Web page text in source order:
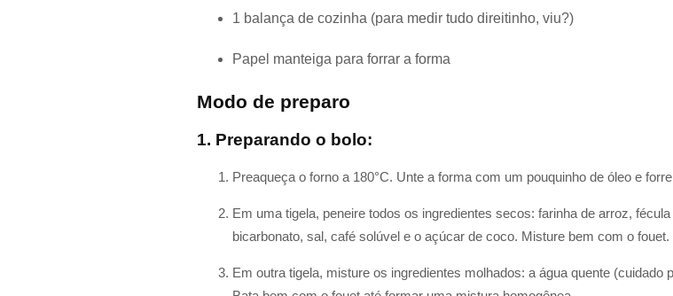
1 balança de cozinha (para medir tudo direitinho, viu?)
Papel manteiga para forrar a forma
Modo de preparo
1. Preparando o bolo:
Preaqueça o forno a 180°C. Unte a forma com um pouquinho de óleo e
Em uma tigela, peneire todos os ingredientes secos: farinha de arroz,
bicarbonato, sal, café solúvel e o açúcar de coco. Misture bem com o fouet.
Em outra tigela, misture os ingredientes molhados: a água quente